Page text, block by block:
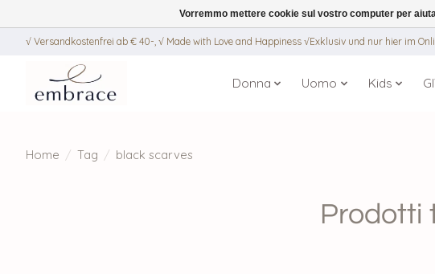
√ Versandkostenfrei ab € 40-, √ Made with Love and Happiness √Exklusiv und nur hier im
Donna Uomo Kids
Home / Tag / black scarves
Prodotti
Vorremmo mettere cookie sul vostro computer per